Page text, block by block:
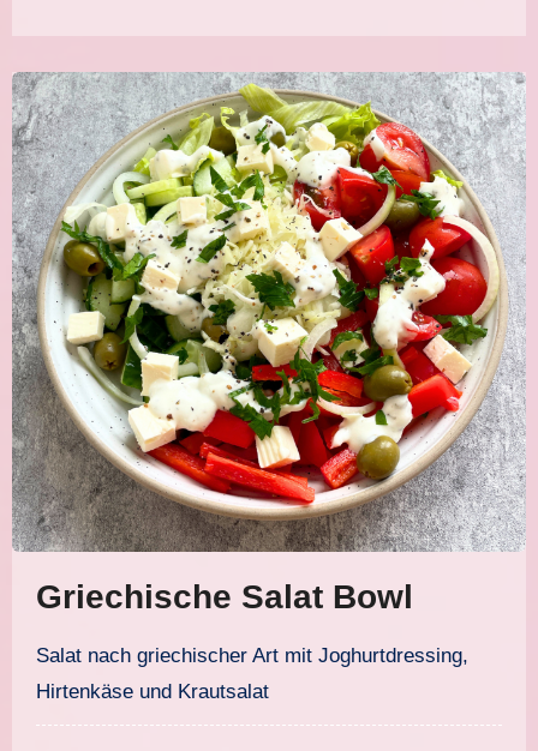
Griechische Salat Bowl
Salat nach griechischer Art mit Joghurtdressing,
Hirtenkäse und Krautsalat